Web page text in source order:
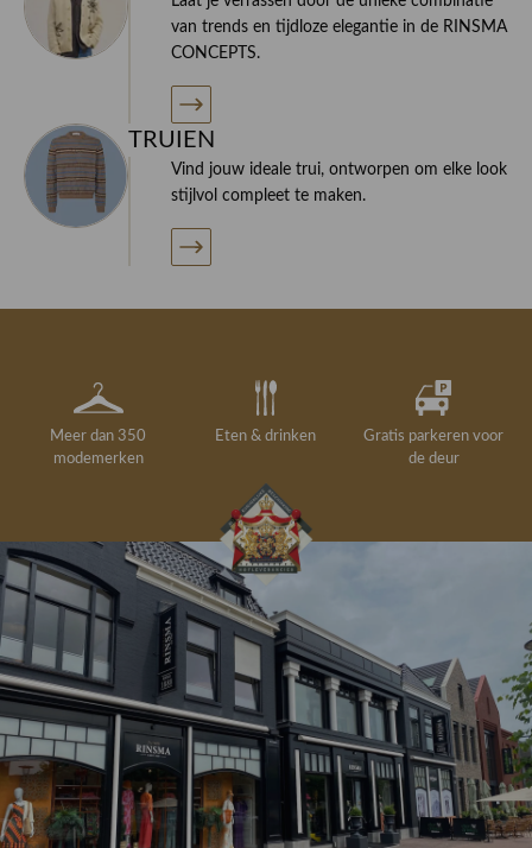
van trends en tijdloze elegantie in de RINSMA
CONCEPTS.
TRUIEN
Vind jouw ideale trui, ontworpen om elke look
stijlvol compleet te maken.
Meer dan 350
modemerken
Eten & drinken
Gratis parkeren voor
de deur
drankje
Gratis retourneren in
de winkel
Deskundig
kledingadvies